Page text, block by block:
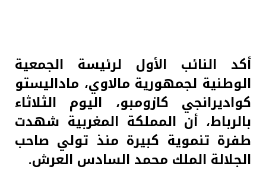
أكد النائب الأول لرئيسة الجمعية
الوطنية لجمهورية مالاوي، ماداليستو
كواديرانجي كازومبو، اليوم الثلاثاء
بالرباط، أن المملكة المغربية شهدت
طفرة تنموية كبيرة منذ تولي صاحب
الجلالة الملك محمد السادس العرش.